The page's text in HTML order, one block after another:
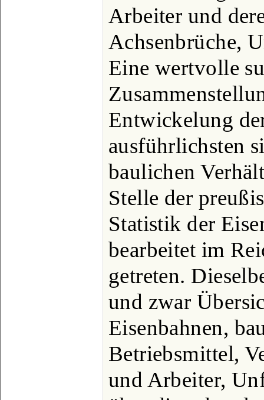
Arbeiter und
Achsenbrüche,
Eine wertvolle
Entwickelung
ausführlichsten
baulichen
Stelle der
Statistik der
bearbeitet im
getreten.
und zwar
Eisenbahnen,
Betriebsmittel,
und Arbeiter,